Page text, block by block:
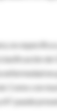
no
enfermedad
Como con
AT puede